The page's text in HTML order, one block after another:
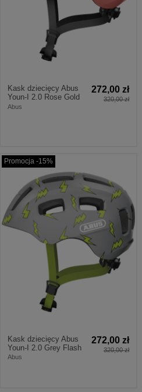
Kask dziecięcy Abus
Youn-I 2.0 Rose Gold
Abus
272,00 zł
320,00 zł
Promocja -15%
Kask dziecięcy Abus
Youn-I 2.0 Grey Flash
Abus
272,00 zł
320,00 zł